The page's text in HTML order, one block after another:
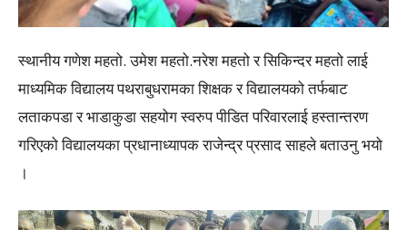
स्थानीय गणेश महतो. उमेश महतो.नरेश महतो र सिकिन्दर महतो लाई
माध्यमिक विद्यालय पथराबुधरामका शिक्षक र विद्यालयको तर्फबाट
लताकपडा र भाडाकुडा सहयोग स्वरुप पीडित परिवारलाई हस्तान्तरण
गरिएको विद्यालयका प्रधानाध्यापक राजेन्द्र प्रसाद साहले बताउनु भयो
।